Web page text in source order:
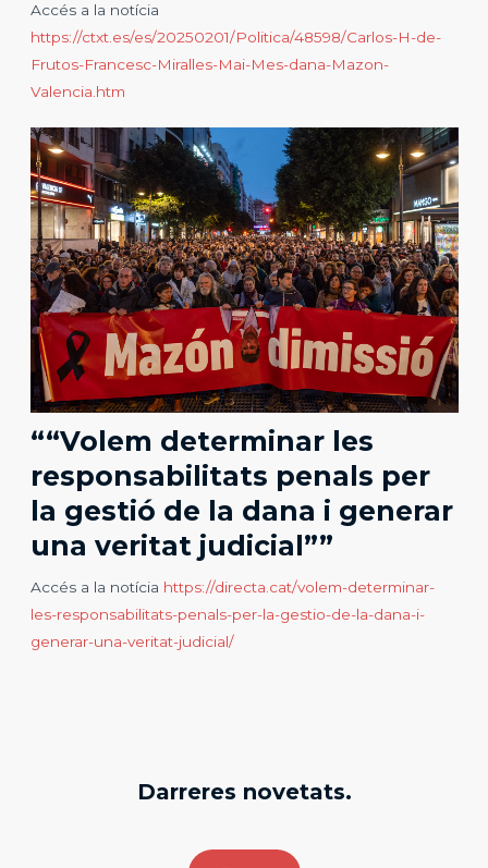
Accés a la notícia
https://ctxt.es/es/20250201/Politica/48598/Carlos-H-de-
Frutos-Francesc-Miralles-Mai-Mes-dana-Mazon-
Valencia.htm
““Volem determinar les
responsabilitats penals per
la gestió de la dana i generar
una veritat judicial””
Accés a la notícia https://directa.cat/volem-determinar-
les-responsabilitats-penals-per-la-gestio-de-la-dana-i-
generar-una-veritat-judicial/
Darreres novetats.​